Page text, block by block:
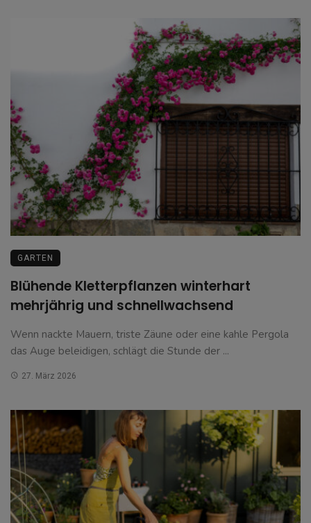
GARTEN
Blühende Kletterpflanzen winterhart
mehrjährig und schnellwachsend
Wenn nackte Mauern, triste Zäune oder eine kahle Pergola
das Auge beleidigen, schlägt die Stunde der ...
27. März 2026